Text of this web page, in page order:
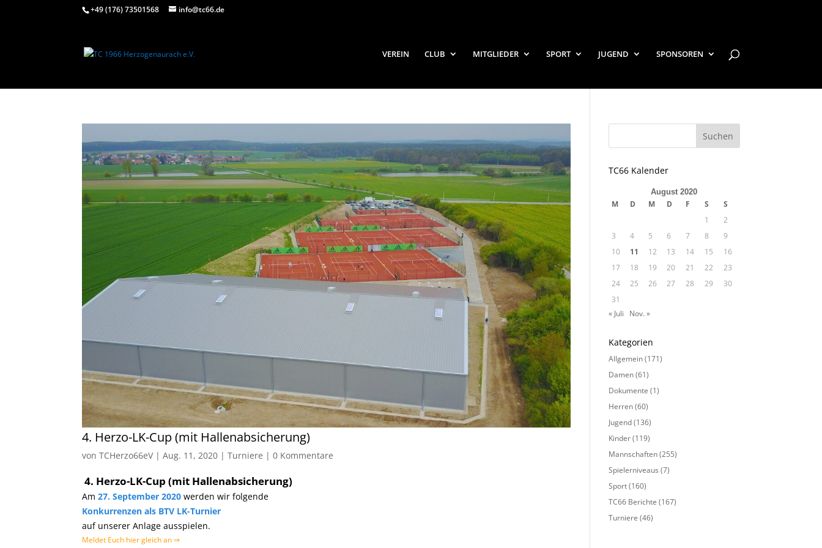
+49 (176) 73501568 info@tc66.de
VEREIN CLUB MITGLIEDER SPORT JUGEND SPONSOREN
4. Herzo-LK-Cup (mit Hallenabsicherung)
vonTCHerzo66eV|Aug. 11, 2020 |Turniere |0 Kommentare
4. Herzo-LK-Cup (mit Hallenabsicherung)
Am 27. September 2020 werden wir folgende
Konkurrenzen als BTV LK-Turnier
auf unserer Anlage ausspielen.
Meldet Euch hier gleich an ⇒
TC66 Kalender
August 2020
M D M D F S
S
1
2
3
4 5 6 7 8
9
10
11 12 13 14 15
16
17
18 19 20 21 22
23
24
25 26 27 28 29
30
31
« Juli
Nov. »
Kategorien
Allgemein(171)
Damen(61)
Dokumente (1)
Herren(60)
Jugend(136)
Kinder(119)
Mannschaften(255)
Spielerniveaus (7)
Sport(160)
TC66 Berichte (167)
Turniere (46)